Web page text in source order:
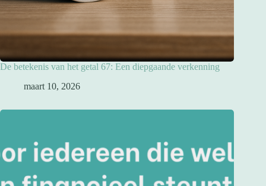
De betekenis van het getal 67: Een diepgaande verkenning
maart 10, 2026